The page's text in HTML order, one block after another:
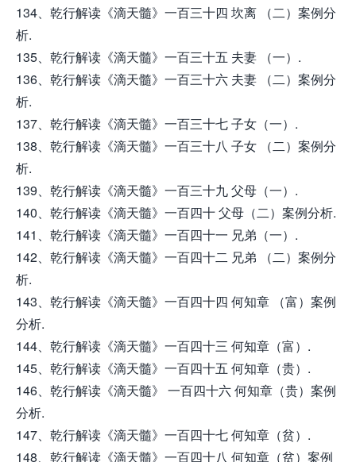
134、乾行解读《滴天髓》一百三十四 坎离 （二）案例分
析.
135、乾行解读《滴天髓》一百三十五 夫妻 （一）.
136、乾行解读《滴天髓》一百三十六 夫妻 （二）案例分
析.
137、乾行解读《滴天髓》一百三十七 子女（一）.
138、乾行解读《滴天髓》一百三十八 子女 （二）案例分
析.
139、乾行解读《滴天髓》一百三十九 父母（一）.
140、乾行解读《滴天髓》一百四十 父母（二）案例分析.
141、乾行解读《滴天髓》一百四十一 兄弟（一）.
142、乾行解读《滴天髓》一百四十二 兄弟 （二）案例分
析.
143、乾行解读《滴天髓》一百四十四 何知章 （富）案例
分析.
144、乾行解读《滴天髓》一百四十三 何知章（富）.
145、乾行解读《滴天髓》一百四十五 何知章（贵）.
146、乾行解读《滴天髓》 一百四十六 何知章（贵）案例
分析.
147、乾行解读《滴天髓》一百四十七 何知章（贫）.
148、乾行解读《滴天髓》一百四十八 何知章（贫）案例